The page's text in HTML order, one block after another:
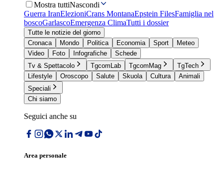
Mostra tuttiNascondi
Guerra IranElezioniCrans MontanaEpstein FilesFamiglia nel
boscoGarlascoEmergenza ClimaTutti i dossier
Tutte le notizie del giorno
Cronaca
Mondo Politica Economia Sport
Meteo
Video
Foto Infografiche
Schede
Tv & Spettacolo
TgcomLab TgcomMag
TgTech
Lifestyle
Oroscopo Salute Skuola Cultura
Animali
Speciali
Chi siamo
Seguici anche su
Area personale